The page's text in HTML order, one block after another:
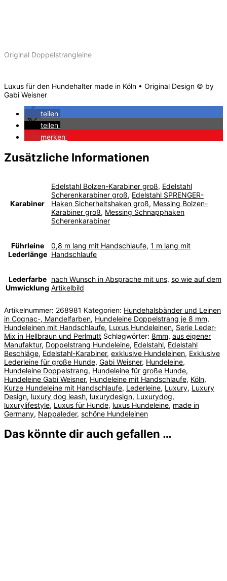
Original Doppelstrangleine
Luxus für den Hundehalter made in Köln • Original Design © by
Gabi Weisner
teilen
teilen
merken
Zusätzliche Informationen
Karabiner
Edelstahl Bolzen-Karabiner groß, Edelstahl
Scherenkarabiner groß, Edelstahl SPRENGER-
Haken Sicherheitshaken groß, Messing Bolzen-
Karabiner groß, Messing Schnapphaken
Scherenkarabiner
Führleine
Lederlänge
0,8 m lang mit Handschlaufe, 1 m lang mit
Handschlaufe
Lederfarbe
Umwicklung
nach Wunsch in Absprache mit uns, so wie auf dem
Artikelbild
Artikelnummer: 268981 Kategorien: Hundehalsbänder und Leinen
in Cognac-, Mandelfarben, Hundeleine Doppelstrang je 8 mm,
Hundeleinen mit Handschlaufe, Luxus Hundeleinen, Serie Leder-
Mix in Hellbraun und Perlmutt Schlagwörter: 8mm, aus eigener
Manufaktur, Doppelstrang Hundeleine, Edelstahl, Edelstahl
Beschläge, Edelstahl-Karabiner, exklusive Hundeleinen, Exklusive
Lederleine für große Hunde, Gabi Weisner, Hundeleine,
Hundeleine Doppelstrang, Hundeleine für große Hunde,
Hundeleine Gabi Weisner, Hundeleine mit Handschlaufe, Köln,
Kurze Hundeleine mit Handschlaufe, Lederleine, Luxury, Luxury
Design, luxury dog leash, luxurydesign, Luxurydog,
luxurylifestyle, Luxus für Hunde, luxus Hundeleine, made in
Germany, Nappaleder, schöne Hundeleinen
Das könnte dir auch gefallen …